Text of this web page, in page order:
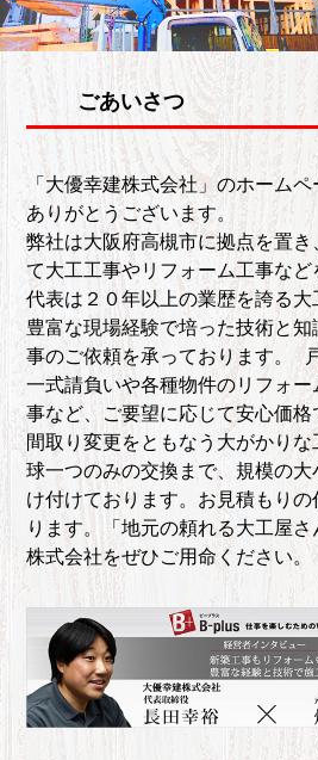
ごあいさつ
「大優幸建株式会社」のホーム
ありがとうございます。
弊社は大阪府高槻市に拠点を置
て大工工事やリフォーム工事など
代表は２０年以上の業歴を誇る大
豊富な現場経験で培った技術と
事のご依頼を承っております。
一式請負いや各種物件のリフォ
事など、ご要望に応じて安心価格
間取り変更をともなう大がかり
球一つのみの交換まで、規模の
け付けております。お見積もり
ります。「地元の頼れる大工屋
株式会社をぜひご用命ください